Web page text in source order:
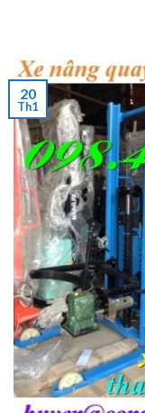
20
Th1